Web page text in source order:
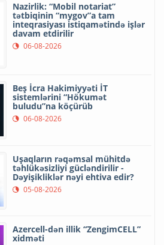
Nazirlik: “Mobil notariat”
tətbiqinin “mygov”a tam
inteqrasiyası istiqamətində işlər
davam etdirilir
06-08-2026
Beş İcra Hakimiyyəti İT
sistemlərini “Hökumət
buludu”na köçürüb
06-08-2026
Uşaqların rəqəmsal mühitdə
təhlükəsizliyi gücləndirilir -
Dəyişikliklər nəyi ehtiva edir?
05-08-2026
Azercell-dən illik “ZengimCELL”
xidməti